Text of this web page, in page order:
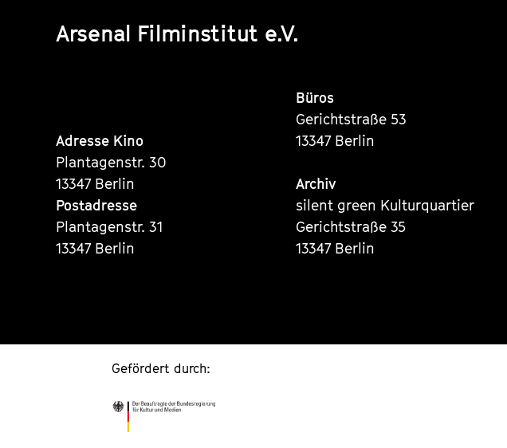
Arsenal Filminstitut e.V.
Adresse Kino
Plantagenstr. 30
13347 Berlin
Postadresse
Plantagenstr. 31
13347 Berlin
Büros
Gerichtstraße 53
13347 Berlin
Archiv
silent green Kulturquartier
Gerichtstraße 35
13347 Berlin
Gefördert durch: